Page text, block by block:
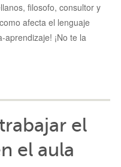
filosofo, consultor y
afecta el lenguaje
¡No te la
el
el aula